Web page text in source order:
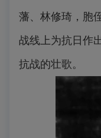
藩、林修琦，胞
战线上为抗日作
抗战的壮歌。